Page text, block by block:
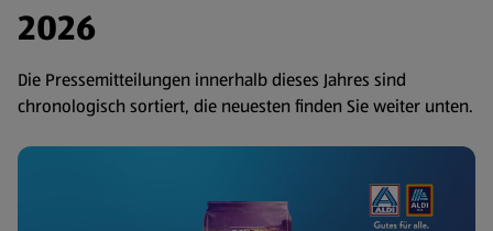
2026
Die Pressemitteilungen innerhalb dieses Jahres sind
chronologisch sortiert, die neuesten finden Sie weiter unten.